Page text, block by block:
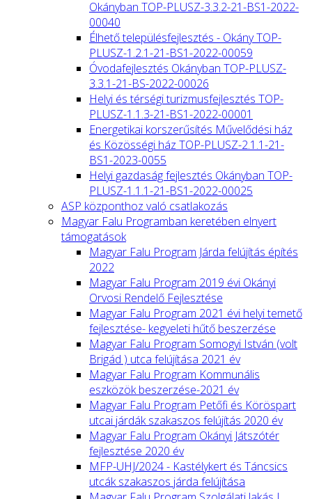
Okányban TOP-PLUSZ-3.3.2-21-BS1-2022-
00040
Élhető településfejlesztés - Okány TOP-
PLUSZ-1.2.1-21-BS1-2022-00059
Óvodafejlesztés Okányban TOP-PLUSZ-
3.3.1-21-BS-2022-00026
Helyi és térségi turizmusfejlesztés TOP-
PLUSZ-1.1.3-21-BS1-2022-00001
Energetikai korszerűsítés Művelődési ház
és Közösségi ház TOP-PLUSZ-2.1.1-21-
BS1-2023-0055
Helyi gazdaság fejlesztés Okányban TOP-
PLUSZ-1.1.1-21-BS1-2022-00025
ASP központhoz való csatlakozás
Magyar Falu Programban keretében elnyert
támogatások
Magyar Falu Program Járda felújítás építés
2022
Magyar Falu Program 2019 évi Okányi
Orvosi Rendelő Fejlesztése
Magyar Falu Program 2021 évi helyi temető
fejlesztése- kegyeleti hűtő beszerzése
Magyar Falu Program Somogyi István (volt
Brigád ) utca felújítása 2021 év
Magyar Falu Program Kommunális
eszközök beszerzése-2021 év
Magyar Falu Program Petőfi és Köröspart
utcai járdák szakaszos felújítás 2020 év
Magyar Falu Program Okányi Játszótér
fejlesztése 2020 év
MFP-UHJ/2024 - Kastélykert és Táncsics
utcák szakaszos járda felújítása